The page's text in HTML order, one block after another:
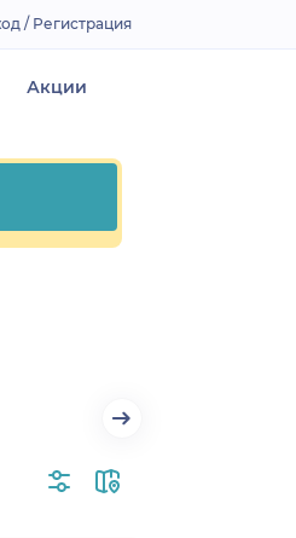
/ Регистрация
Акции